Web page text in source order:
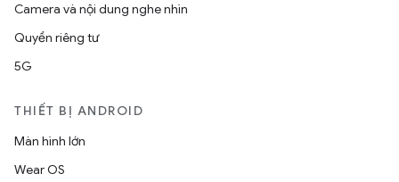
Camera và nội dung nghe nhìn
Quyền riêng tư
5G
THIẾT BỊ ANDROID
Màn hình lớn
Wear OS